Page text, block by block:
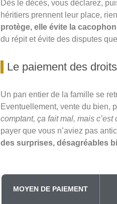
Dès le décès, vous déclarez,
héritiers prennent leur place,
protège, elle évite la
du répit et évite des disputes
Le paiement des
Un pan entier de la famille se
Eventuellement, vente du bien,
comptant, ça fait mal, mais c’est
payer que vous n’aviez pas
des surprises, désagréables
MOYEN DE PAIEMENT